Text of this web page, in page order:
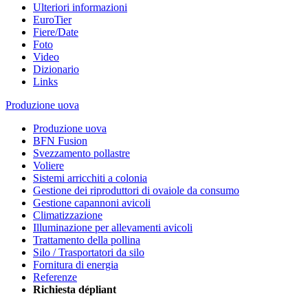
Ulteriori informazioni
EuroTier
Fiere/Date
Foto
Video
Dizionario
Links
Produzione uova
Produzione uova
BFN Fusion
Svezzamento pollastre
Voliere
Sistemi arricchiti a colonia
Gestione dei riproduttori di ovaiole da consumo
Gestione capannoni avicoli
Climatizzazione
Illuminazione per allevamenti avicoli
Trattamento della pollina
Silo / Trasportatori da silo
Fornitura di energia
Referenze
Richiesta dépliant